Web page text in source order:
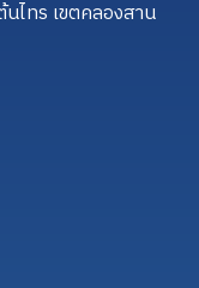
ไทร เขตคลองสาน